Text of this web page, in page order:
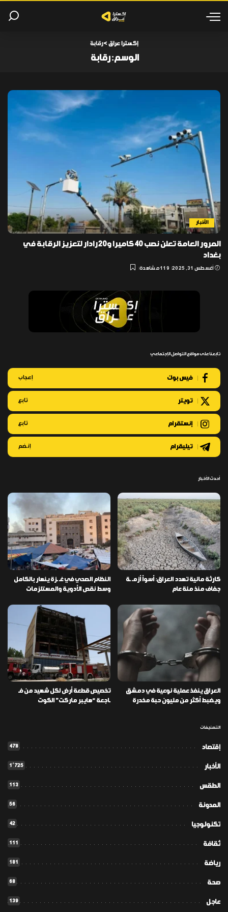
إكسترا عراق >رقابة
الوسم:رقابة
الأخبار
المرور العامة تعلن نصب 40 كاميرا و20 رادار لتعزيز الرقابة في
بغداد
أغسطس 31, 2025 119 مشاهدة
تابعنا على مواقع التواصل الإجتماعي
فيس بوك إعجاب
تويتر تابع
إنستقرام تابع
تيليقرام إنضم
أحدث الأخبار
كارثة مائية تهدد العراق: أسوأ أزمـ ـة
جفاف منذ مئة عام
النظام الصحي في غـ ـزة ينهار بالكامل
وسط نقص الأدوية والمستلزمات
العراق ينفذ عملية نوعية في دمشق
ويضبط أكثر من مليون حبة مخدرة
تخصيص قطعة أرض لكل شهيد من فـ
ـاجعة “هايبر ماركت” الكوت
التصنيفات
إقتصاد 478
الأخبار 1٬725
الطقس 113
المدونة 56
تكنولوجيا 42
ثقافة 111
رياضة 181
صحة 68
عاجل 139